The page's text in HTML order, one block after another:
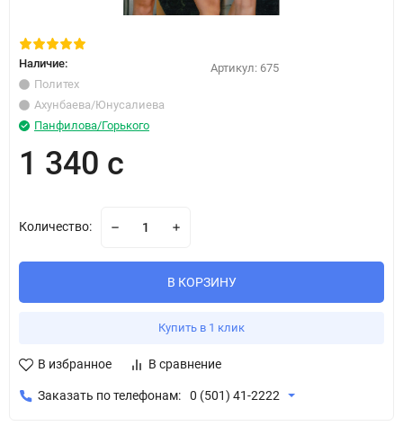
Наличие:
Политех
Ахунбаева/Юнусалиева
Панфилова/Горького
Артикул: 675
1 340 с
Количество:
В КОРЗИНУ
Купить в 1 клик
В избранное В сравнение
Заказать по телефонам: 0 (501) 41-2222